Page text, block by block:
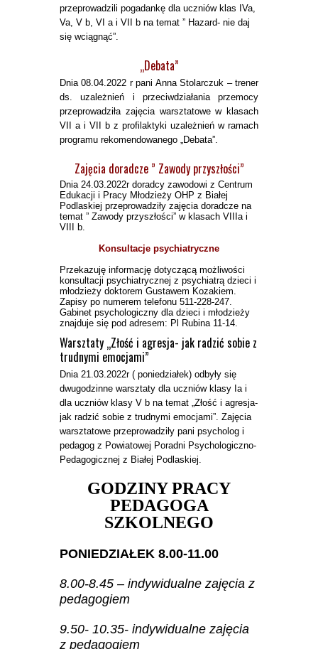
przeprowadzili pogadankę dla uczniów klas IVa,
Va, V b, VI a i VII b na temat ” Hazard- nie daj
się wciągnąć”.
„Debata”
Dnia 08.04.2022 r pani Anna Stolarczuk – trener
ds. uzależnień i przeciwdziałania przemocy
przeprowadziła zajęcia warsztatowe w klasach
VII a i VII b z profilaktyki uzależnień w ramach
programu rekomendowanego „Debata”.
Zajęcia doradcze ” Zawody przyszłości”
Dnia 24.03.2022r doradcy zawodowi z Centrum
Edukacji i Pracy Młodzieży OHP z Białej
Podlaskiej przeprowadziły zajęcia doradcze na
temat ” Zawody przyszłości” w klasach VIIIa i
VIII b.
Konsultacje psychiatryczne
Przekazuję informację dotyczącą możliwości
konsultacji psychiatrycznej z psychiatrą dzieci i
młodzieży doktorem Gustawem Kozakiem.
Zapisy po numerem telefonu 511-228-247.
Gabinet psychologiczny dla dzieci i młodzieży
znajduje się pod adresem: Pl Rubina 11-14.
Warsztaty „Złość i agresja- jak radzić sobie z
trudnymi emocjami”
Dnia 21.03.2022r ( poniedziałek) odbyły się
dwugodzinne warsztaty dla uczniów klasy Ia i
dla uczniów klasy V b na temat „Złość i agresja-
jak radzić sobie z trudnymi emocjami”. Zajęcia
warsztatowe przeprowadziły pani psycholog i
pedagog z Powiatowej Poradni Psychologiczno-
Pedagogicznej z Białej Podlaskiej.
GODZINY PRACY
PEDAGOGA
SZKOLNEGO
PONIEDZIAŁEK 8.00-11.00
8.00-8.45 – indywidualne zajęcia z
pedagogiem
9.50- 10.35- indywidualne zajęcia
z pedagogiem